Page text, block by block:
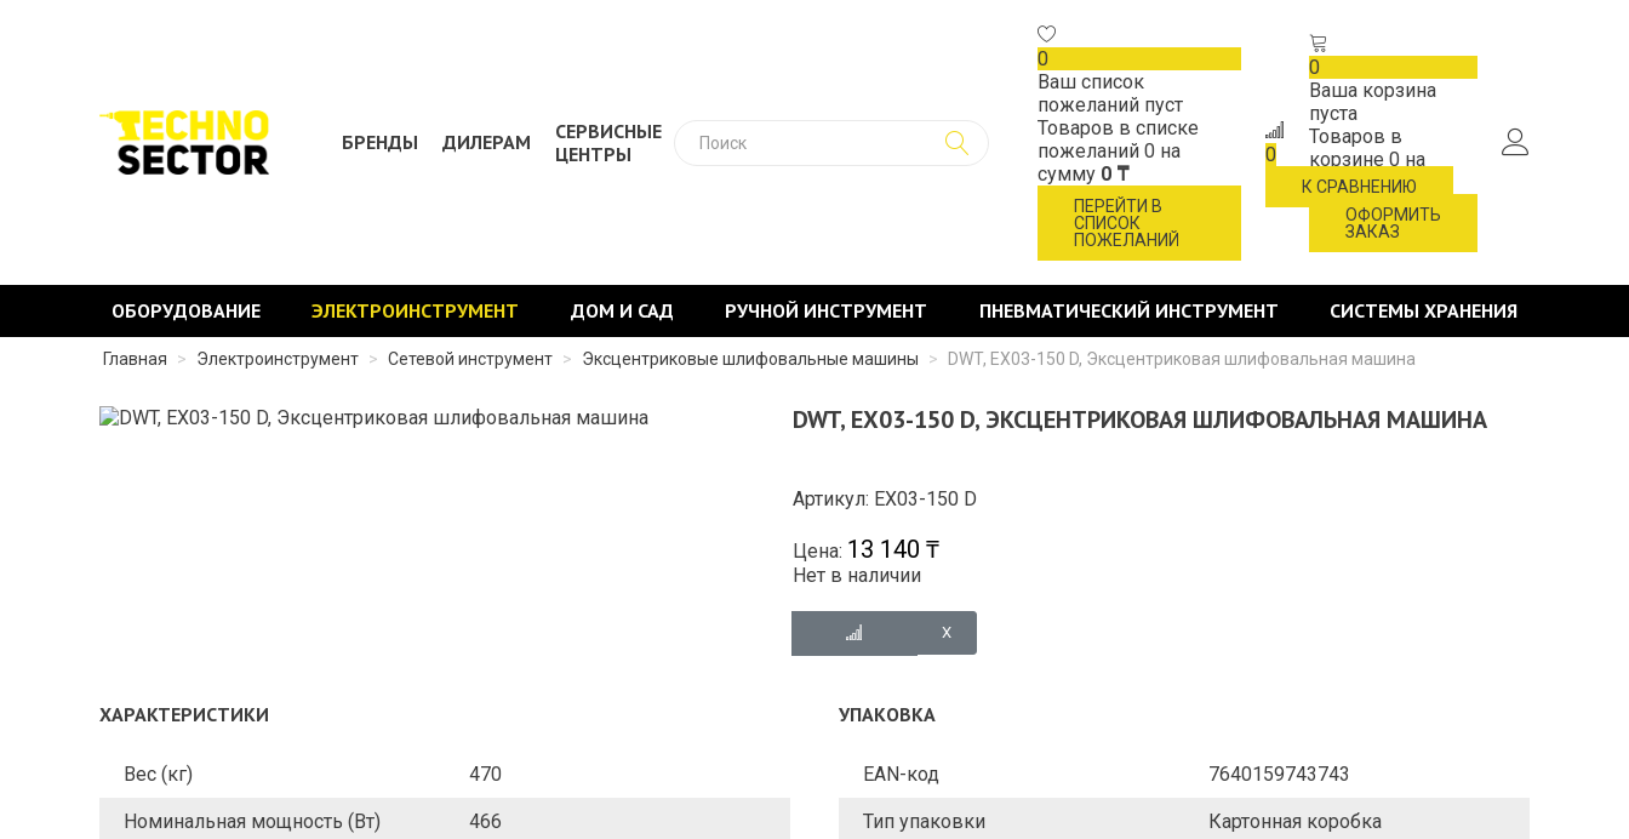
БРЕНДЫ ДИЛЕРАМ
СЕРВИСНЫЕ
ЦЕНТРЫ
0
Ваш список
пожеланий пуст
Товаров в списке
пожеланий 0 на
сумму 0 ₸
ПЕРЕЙТИ В
СПИСОК
ПОЖЕЛАНИЙ
0
К СРАВНЕНИЮ
0
Ваша корзина
пуста
Товаров в
корзине 0 на
сумму0 ₸
ОФОРМИТЬ
ЗАКАЗ
ОБОРУДОВАНИЕ ЭЛЕКТРОИНСТРУМЕНТ ДОМ И САД РУЧНОЙ ИНСТРУМЕНТ ПНЕВМАТИЧЕСКИЙ ИНСТРУМЕНТ СИСТЕМЫ ХРАНЕНИЯ
Главная > Электроинструмент > Сетевой инструмент > Эксцентриковые шлифовальные машины > DWT, EX03-150 D, Эксцентриковая шлифовальная машина
DWT, EX03-150 D, ЭКСЦЕНТРИКОВАЯ ШЛИФОВАЛЬНАЯ МАШИНА
Артикул: EX03-150 D
Цена: 13 140 ₸
Нет в наличии
ХАРАКТЕРИСТИКИ
Вес (кг) 470
Номинальная мощность (Вт) 466
УПАКОВКА
EAN-код 7640159743743
Тип упаковки Картонная коробка